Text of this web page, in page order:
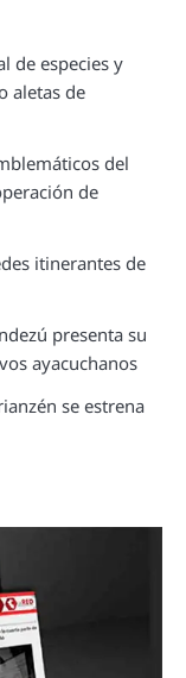
de especies y
aletas de
del
de
itinerantes de
presenta su
ayacuchanos
se estrena